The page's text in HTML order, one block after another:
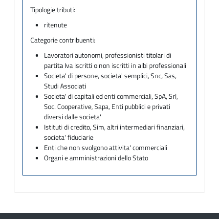
Tipologie tributi:
ritenute
Categorie contribuenti:
Lavoratori autonomi, professionisti titolari di
partita Iva iscritti o non iscritti in albi professionali
Societa' di persone, societa' semplici, Snc, Sas,
Studi Associati
Societa' di capitali ed enti commerciali, SpA, Srl,
Soc. Cooperative, Sapa, Enti pubblici e privati
diversi dalle societa'
Istituti di credito, Sim, altri intermediari finanziari,
societa' fiduciarie
Enti che non svolgono attivita' commerciali
Organi e amministrazioni dello Stato